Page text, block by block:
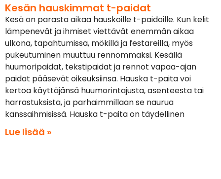
Kesän hauskimmat t-paidat
Kesä on parasta aikaa hauskoille t-paidoille. Kun kelit
lämpenevät ja ihmiset viettävät enemmän aikaa
ulkona, tapahtumissa, mökillä ja festareilla, myös
pukeutuminen muuttuu rennommaksi. Kesällä
huumoripaidat, tekstipaidat ja rennot vapaa-ajan
paidat pääsevät oikeuksiinsa. Hauska t-paita voi
kertoa käyttäjänsä huumorintajusta, asenteesta tai
harrastuksista, ja parhaimmillaan se naurua
kanssaihmisissä. Hauska t-paita on täydellinen
Lue lisää »